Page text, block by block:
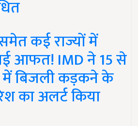
कई राज्यों में
आफत! IMD ने 15 से
में बिजली कड़कने के
का अलर्ट किया